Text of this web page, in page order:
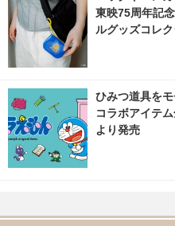
東映75周年記
ルグッズコレ
ひみつ道具を
コラボアイテ
より発売